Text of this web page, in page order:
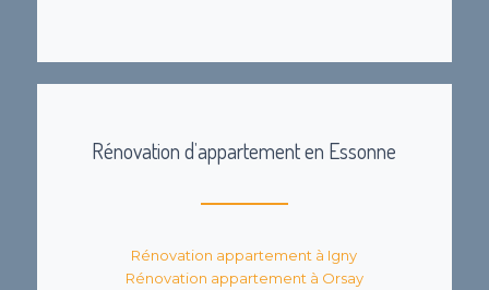
Rénovation d’appartement en Essonne
Rénovation appartement à Igny
Rénovation appartement à Orsay